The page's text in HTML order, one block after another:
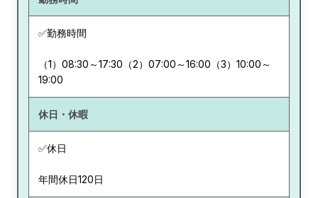
✅勤務時間
（1）08:30～17:30（2）07:00～16:00（3）10:00～
19:00
休日・休暇
✅休日
年間休日120日